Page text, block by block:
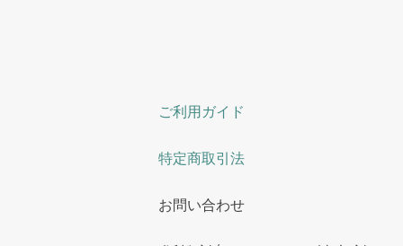
ご利用ガイド
特定商取引法
お問い合わせ